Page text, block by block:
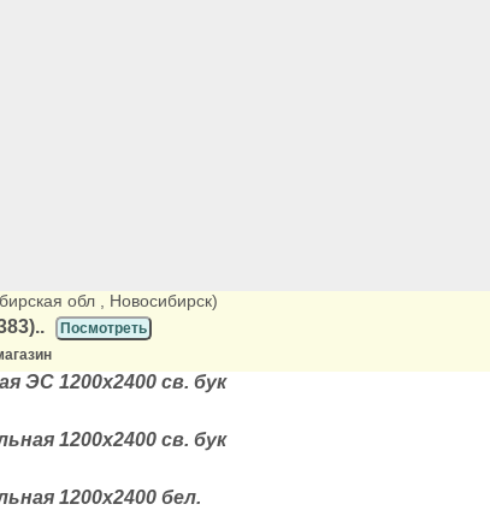
обл , Новосибирск)
Посмотреть
ЭС 1200х2400 св. бук
1200х2400 св. бук
1200х2400 бел.